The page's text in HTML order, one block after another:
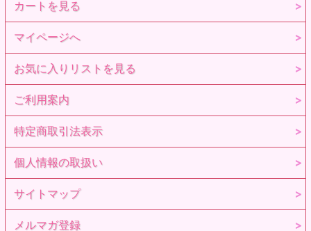
品番 1924061
JAN 4571239255401
商品名 六分の一男子図鑑 ヴァンパイア エイト
内容 エイト本体、マント、ダブルベスト、リボン付きブラ
ウス、スキニーパンツ、ジョッキーブーツ（STOC）、手
先・足先セット（ホワイト）。
髪色 ブロンド×ディープアッシュブロンド
瞳色 ゴールド×ブラウンシャドウ（新色）
肌色 アイボリーベージュ
素体 PW-28BODY（ペットワークスオリジナル）
製作国 MADE IN JAPAN（ボディは中国製、衣装はベトナム
製です）
衣装製作 関口妙子
ヘッド・素体原型 澤田啓介（澤田工房）
※参考画像です。
カートを見る
マイページへ
お気に入りリストを見る
ご利用案内
特定商取引法表示
個人情報の取扱い
サイトマップ
メルマガ登録